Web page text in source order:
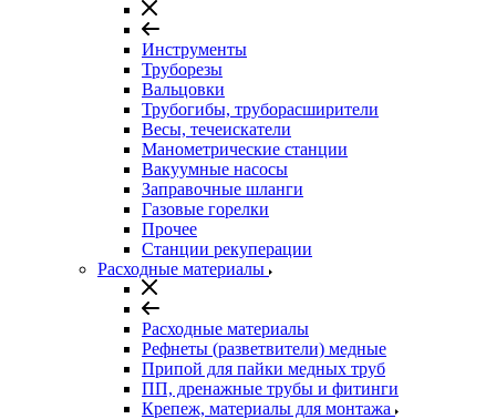
Инструменты
Труборезы
Вальцовки
Трубогибы, труборасширители
Весы, течеискатели
Манометрические станции
Вакуумные насосы
Заправочные шланги
Газовые горелки
Прочее
Станции рекуперации
Расходные материалы
Расходные материалы
Рефнеты (разветвители) медные
Припой для пайки медных труб
ПП, дренажные трубы и фитинги
Крепеж, материалы для монтажа